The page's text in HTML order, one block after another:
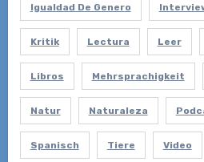
Igualdad De Genero
Kritik Lectura Leer
Libros Mehrsprachigkeit
Natur Naturaleza
Spanisch Tiere Video